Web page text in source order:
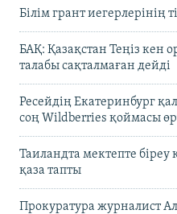
Білім грант иегерлерінің
БАҚ: Қазақстан Теңіз кен
талабы сақталмаған дейді
Ресейдің Екатеринбург
соң Wildberries қоймасы
Таиландта мектепте
қаза тапты
Прокуратура журналист